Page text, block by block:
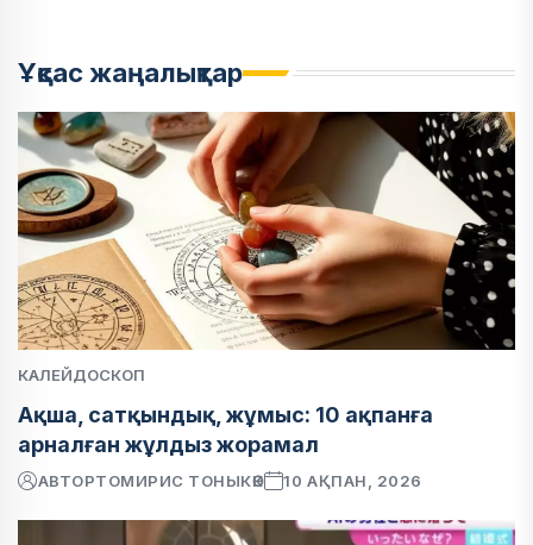
Ұқсас жаңалықтар
КАЛЕЙДОСКОП
Ақша, сатқындық, жұмыс: 10 ақпанға
арналған жұлдыз жорамал
АВТОРТОМИРИС ТОНЫКӨК 10 АҚПАН, 2026